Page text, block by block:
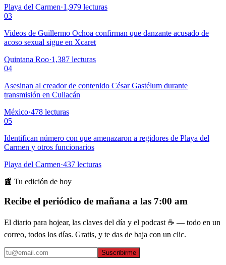
Playa del Carmen·1,979 lecturas
03
Videos de Guillermo Ochoa confirman que danzante acusado de
acoso sexual sigue en Xcaret
Quintana Roo·1,387 lecturas
04
Asesinan al creador de contenido César Gastélum durante
transmisión en Culiacán
México·478 lecturas
05
Identifican número con que amenazaron a regidores de Playa del
Carmen y otros funcionarios
Playa del Carmen·437 lecturas
📰 Tu edición de hoy
Recibe el periódico de mañana a las 7:00 am
El diario para hojear, las claves del día y el podcast ☕ — todo en un
correo, todos los días. Gratis, y te das de baja con un clic.
Suscribirme